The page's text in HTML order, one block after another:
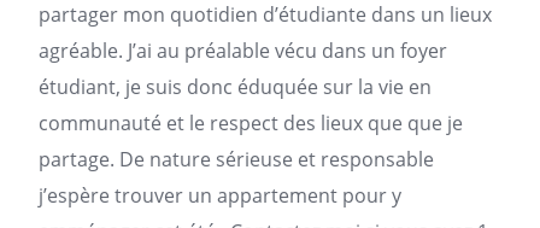
partager mon quotidien d’étudiante dans un lieux
agréable. J’ai au préalable vécu dans un foyer
étudiant, je suis donc éduquée sur la vie en
communauté et le respect des lieux que que je
partage. De nature sérieuse et responsable
j’espère trouver un appartement pour y